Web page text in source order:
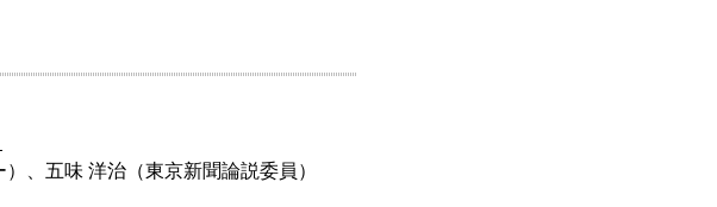
、五味 洋治（東京新聞論説委員）